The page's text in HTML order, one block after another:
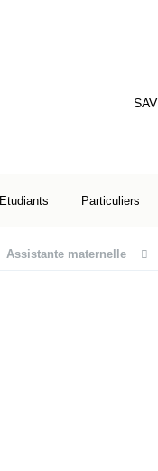
SAV
Etudiants Particuliers
Assistante maternelle